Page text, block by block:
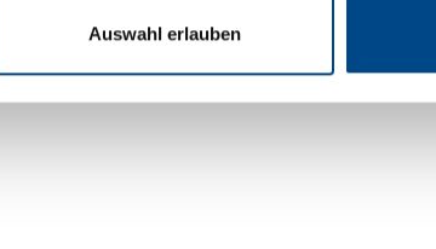
Auswahl erlauben
Dieses Kooperationsprojekt
Interesse finden Sie hier